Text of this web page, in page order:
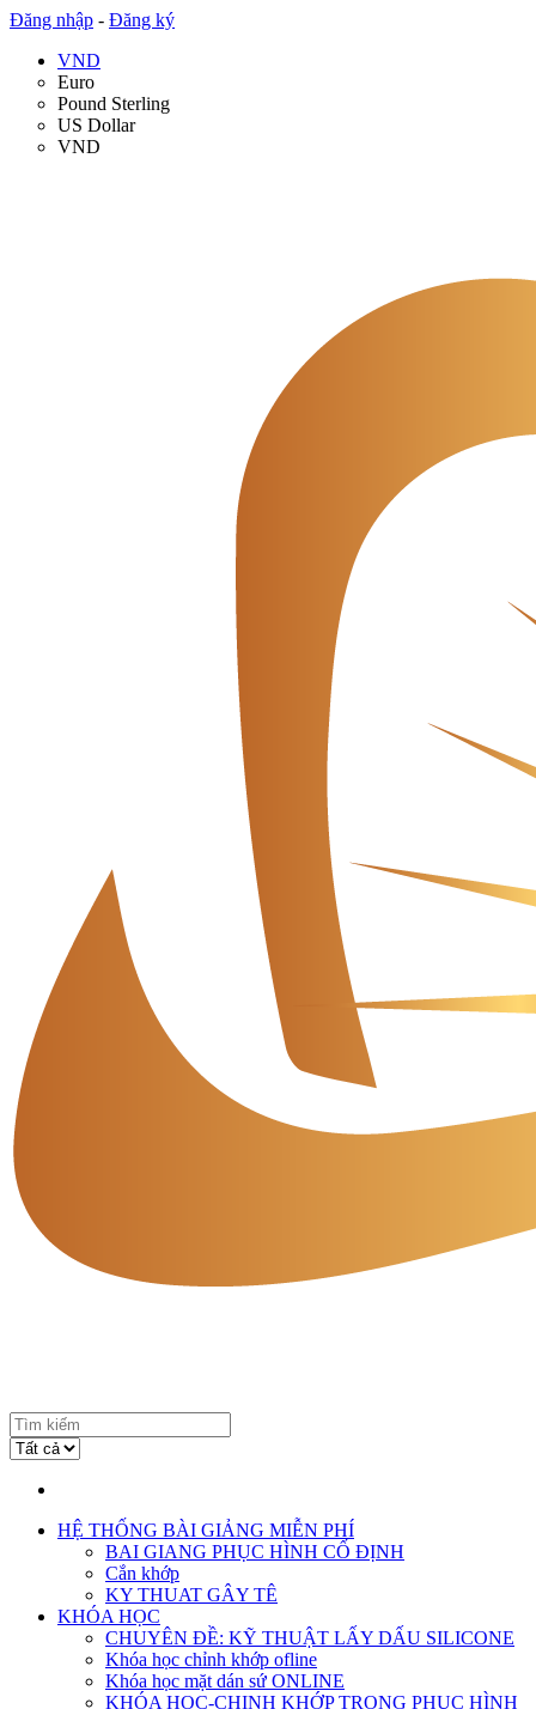
Đăng nhập - Đăng ký
VND
Euro
Pound Sterling
US Dollar
VND
HỆ THỐNG BÀI GIẢNG MIỄN PHÍ
BAI GIANG PHỤC HÌNH CỐ ĐỊNH
Cắn khớp
KY THUAT GÂY TÊ
KHÓA HỌC
CHUYÊN ĐỀ: KỸ THUẬT LẤY DẤU SILICONE
Khóa học chỉnh khớp ofline
Khóa học mặt dán sứ ONLINE
KHÓA HỌC-CHINH KHỚP TRONG PHỤC HÌNH